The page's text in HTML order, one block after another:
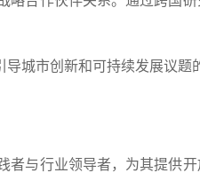
城市创新和可持续发展议题
者与行业领导者，为其提供